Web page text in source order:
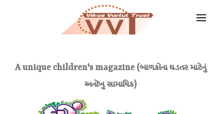
MAGAZINES
JOB ALERT
A unique children's magazine (બાળકોના ઘડતર માટેનું
અનોખુ સામાયિક)